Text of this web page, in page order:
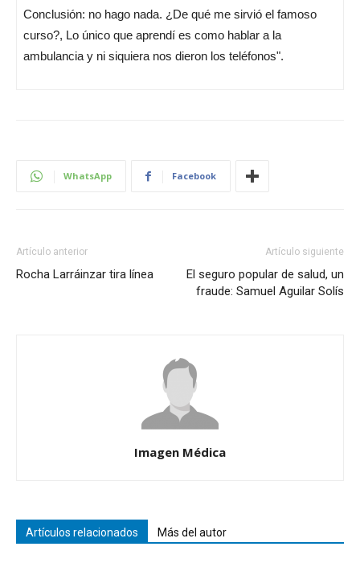
Conclusión: no hago nada. ¿De qué me sirvió el famoso
curso?, Lo único que aprendí es como hablar a la
ambulancia y ni siquiera nos dieron los teléfonos".
WhatsApp Facebook
Artículo anterior
Rocha Larráinzar tira línea
Artículo siguiente
El seguro popular de salud, un
fraude: Samuel Aguilar Solís
Imagen Médica
Artículos relacionados Más del autor